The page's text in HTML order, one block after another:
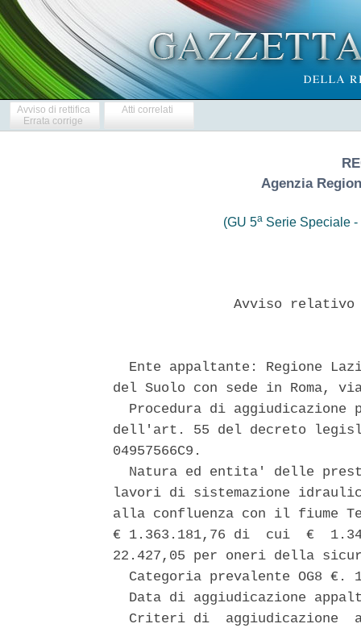
Avviso di rettifica
Errata corrige
Atti correlati
Agenzia
(GU 5aSerie Speciale -
Avviso
Ente appaltante: Regione
del Suolo con sede in Roma,
Procedura di aggiudicazione
dell'art. 55 del decreto
04957566C9.
Natura ed entita' delle
lavori di sistemazione
alla confluenza con il fiume
€ 1.363.181,76 di  cui  €
22.427,05 per oneri della
Categoria prevalente OG8 €.
Data di aggiudicazione
Criteri di  aggiudicazione